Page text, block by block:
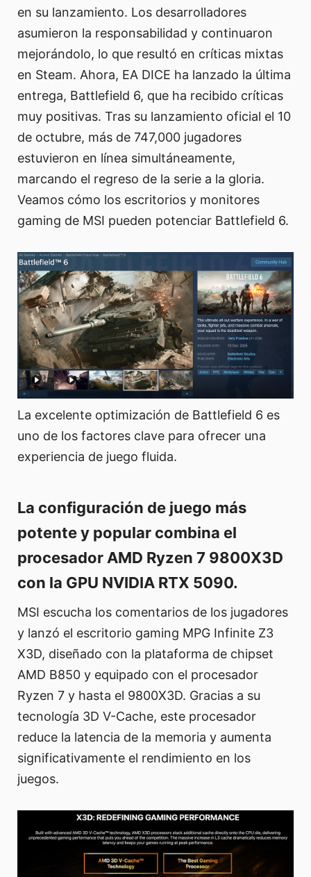
en su lanzamiento. Los desarrolladores
asumieron la responsabilidad y continuaron
mejorándolo, lo que resultó en críticas mixtas
en Steam. Ahora, EA DICE ha lanzado la última
entrega, Battlefield 6, que ha recibido críticas
muy positivas. Tras su lanzamiento oficial el 10
de octubre, más de 747,000 jugadores
estuvieron en línea simultáneamente,
marcando el regreso de la serie a la gloria.
Veamos cómo los escritorios y monitores
gaming de MSI pueden potenciar Battlefield 6.
La excelente optimización de Battlefield 6 es
uno de los factores clave para ofrecer una
experiencia de juego fluida.
La configuración de juego más
potente y popular combina el
procesador AMD Ryzen 7 9800X3D
con la GPU NVIDIA RTX 5090.
MSI escucha los comentarios de los jugadores
y lanzó el escritorio gaming MPG Infinite Z3
X3D, diseñado con la plataforma de chipset
AMD B850 y equipado con el procesador
Ryzen 7 y hasta el 9800X3D. Gracias a su
tecnología 3D V-Cache, este procesador
reduce la latencia de la memoria y aumenta
significativamente el rendimiento en los
juegos.